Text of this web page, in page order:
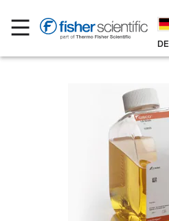
DE